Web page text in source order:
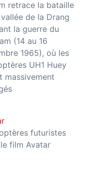
retrace la bataille
de Ia Drang
la guerre du
(14 au 16
1965), où les
UH1 Huey
massivement
futuristes
film Avatar